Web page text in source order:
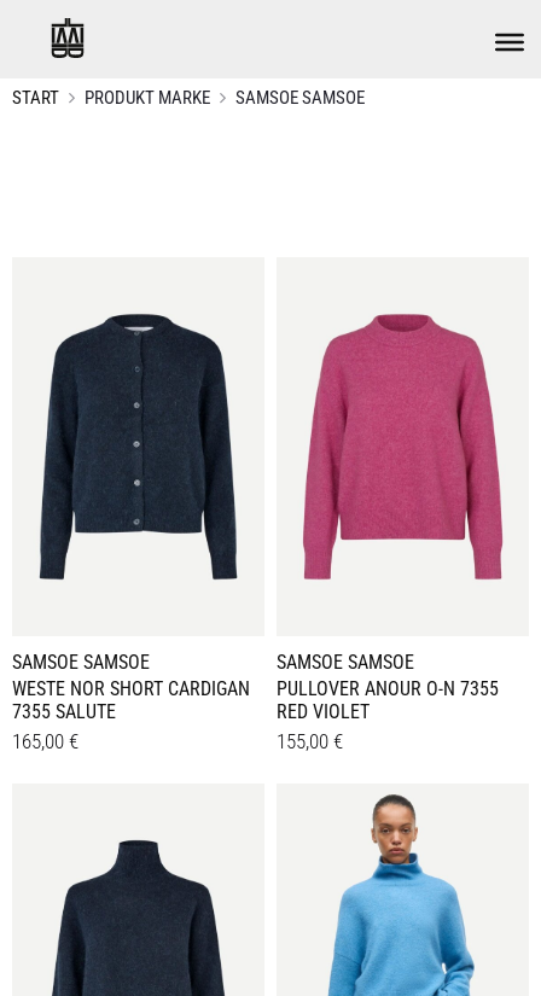
START PRODUKT MARKE SAMSOE SAMSOE
SAMSOE SAMSOE
WESTE NOR SHORT CARDIGAN
7355 SALUTE
165,00 €
mehrere
Varianten
Optionen
SAMSOE SAMSOE
PULLOVER ANOUR O-N 7355
RED VIOLET
155,00 €
Produkt
mehrere
Varianten
auf.
Die
Optionen